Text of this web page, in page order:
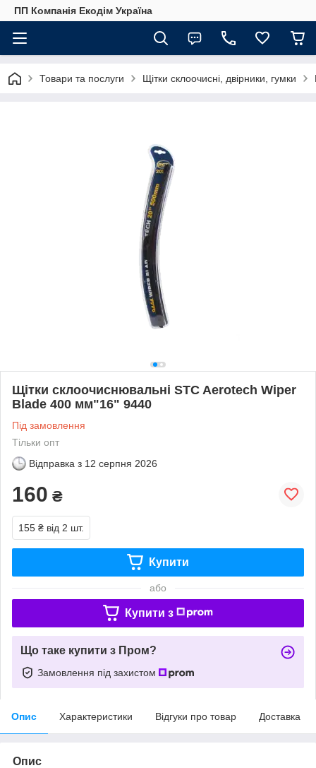
ПП Компанія Екодім Україна
Товари та послуги Щітки склоочисні, двірники, гумки
Щітки склоочиснювальні STC Aerotech Wiper
Blade 400 мм"16" 9440
Під замовлення
Тільки опт
Відправка з 12 серпня 2026
160 ₴
155 ₴ від 2 шт.
Купити
або
Купити з
Що таке купити з Пром?
Замовлення під захистом
Опис Характеристики Відгуки про товар Доставка
Опис